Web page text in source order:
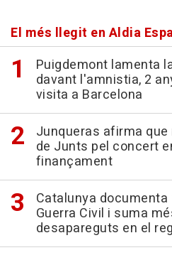
El més llegit en Aldia
Puigdemont lamenta
davant l'amnistia, 2
visita a Barcelona
Junqueras afirma
de Junts pel concert
finançament
Catalunya
Guerra Civil i suma
desapareguts en el